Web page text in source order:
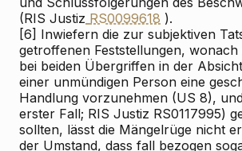
(RIS Justiz RS0099618 ).
[6] Inwiefern die zur subjektiven
getroffenen Feststellungen, wonach
bei beiden Übergriffen in der Absicht
einer unmündigen Person eine
Handlung vorzunehmen (US 8),
erster Fall; RIS Justiz RS0117995)
sollten, lässt die Mängelrüge nicht
der Umstand, dass fall bezogen